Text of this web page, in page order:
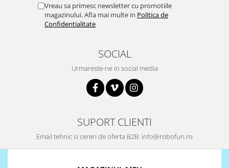
Puzzle lemn Cluebox
Jocuri de societate
Vreau sa primesc newsletter cu promotiile
magazinului. Afla mai multe in Politica de
Confidentialitate
SOCIAL
Urmareste-ne in social media
SUPORT CLIENTI
Email tehnic si cereri de oferta B2B: info@robofun.ro